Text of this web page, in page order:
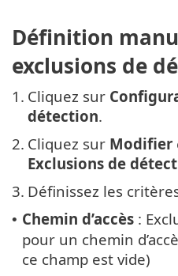
Définition
exclusions de
1. Cliquez sur
détection.
2. Cliquez sur Modifier
Exclusions de
3. Définissez les
• Chemin d’accès :
pour un chemin
ce champ est vide)